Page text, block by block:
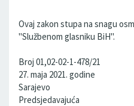
Ovaj zakon stupa na snagu
"Službenom glasniku BiH".
Broj 01,02-02-1-478/21
27. maja 2021. godine
Sarajevo
Predsjedavajuća